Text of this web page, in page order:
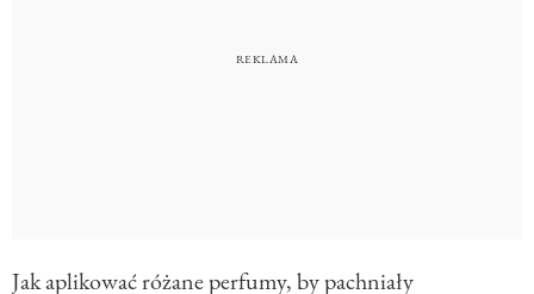
Jak aplikować różane perfumy, by pachniały